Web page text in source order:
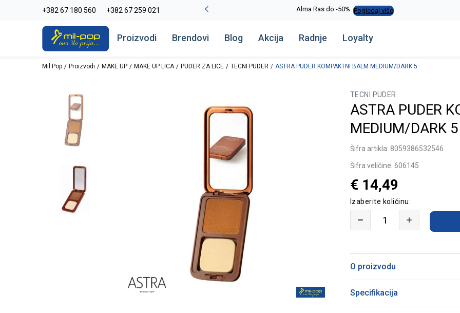
+382 67 180 560 +382 67 259 021
La Plage peškiri do -30% Pogledaj više Alma Ras do -50% Pogledaj više
Proizvodi Brendovi Blog Akcija Radnje Loyalty
Mil Pop Proizvodi MAKE UP MAKE UP LICA PUDER ZA LICE TECNI PUDER ASTRA PUDER KOMPAKTNI BALM MEDIUM/DARK 5
TECNI PUDER
ASTRA PUDER
MEDIUM/DARK 5
Šifra artikla: 8059386532546
Šifra veličine: 606145
€ 14,49
Izaberite količinu:
O proizvodu
Specifikacija